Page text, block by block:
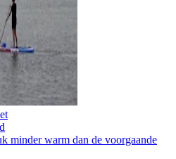
minder warm dan de voorgaande